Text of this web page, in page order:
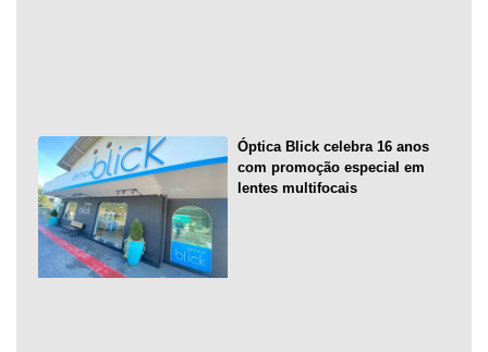
Óptica Blick celebra 16 anos
com promoção especial em
lentes multifocais